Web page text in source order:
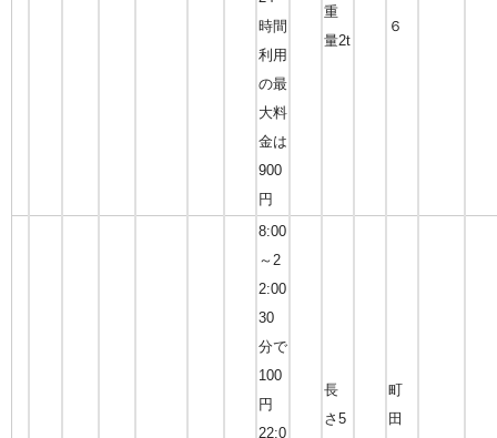
時間
利用
の最
大料
金は
900
円
重
量2t
６
8:00
～2
2:00
30
分で
100
円
22:0
長
さ5
町
田